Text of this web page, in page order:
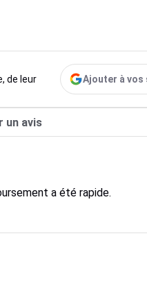
de leur
Ajouter à vos
un avis
a été rapide.